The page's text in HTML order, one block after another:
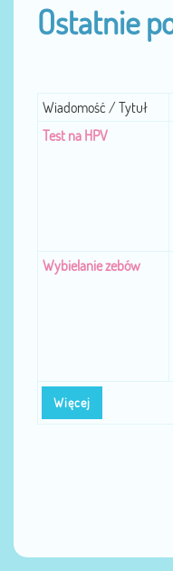
Ostatnie
Wiadomość / Tytuł
Więcej
Test na HPV
Wybielanie zebów